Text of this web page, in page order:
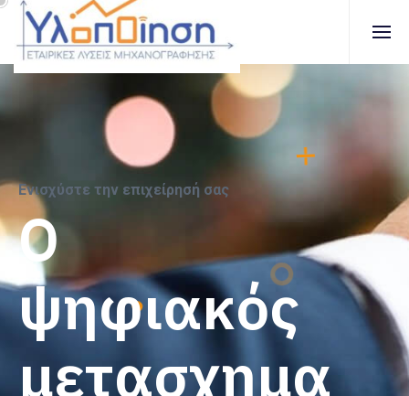
Ενισχύστε την επιχείρησή σας
Ο
ψηφιακός
μετασχημα